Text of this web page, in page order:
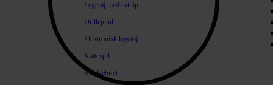
Legetøj med catnip
Drillepind
Elektronisk legetøj
Kattespil
Kradsebræt